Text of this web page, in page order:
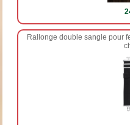
Rallonge double sangle pour